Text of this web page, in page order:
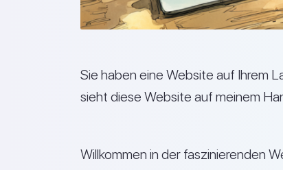
Sie haben eine Website auf Ihrem
sieht diese Website auf meinem
Willkommen in der faszinierenden